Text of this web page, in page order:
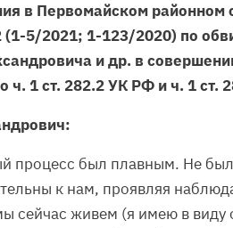
в Первомайском районном
(1-5/2021; 1-123/2020) по
и др. в
ч. 1 ст. 282.2 УК РФ и ч. 1 ст.
процесс был плавным. Не
к нам, проявляя
сейчас живем (я имею в виду